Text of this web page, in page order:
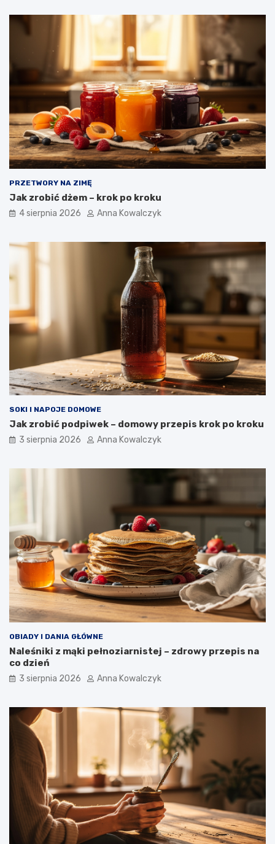
PRZETWORY NA ZIMĘ
Jak zrobić dżem – krok po kroku
4 sierpnia 2026 Anna Kowalczyk
SOKI I NAPOJE DOMOWE
Jak zrobić podpiwek – domowy przepis krok po kroku
3 sierpnia 2026 Anna Kowalczyk
OBIADY I DANIA GŁÓWNE
Naleśniki z mąki pełnoziarnistej – zdrowy przepis na
co dzień
3 sierpnia 2026 Anna Kowalczyk